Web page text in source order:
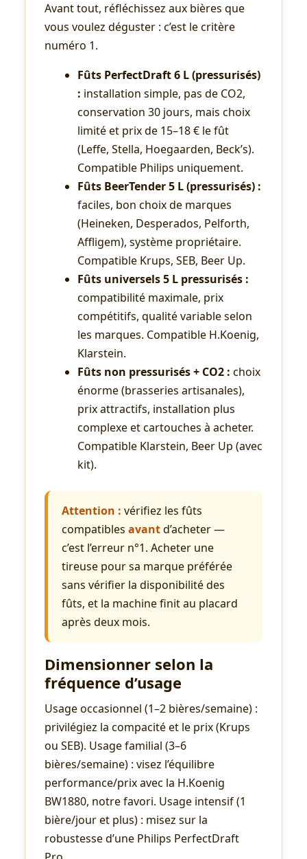
Avant tout, réfléchissez aux bières que
vous voulez déguster : c’est le critère
numéro 1.
Fûts PerfectDraft 6 L (pressurisés)
: installation simple, pas de CO2,
conservation 30 jours, mais choix
limité et prix de 15–18 € le fût
(Leffe, Stella, Hoegaarden, Beck’s).
Compatible Philips uniquement.
Fûts BeerTender 5 L (pressurisés) :
faciles, bon choix de marques
(Heineken, Desperados, Pelforth,
Affligem), système propriétaire.
Compatible Krups, SEB, Beer Up.
Fûts universels 5 L pressurisés :
compatibilité maximale, prix
compétitifs, qualité variable selon
les marques. Compatible H.Koenig,
Klarstein.
Fûts non pressurisés + CO2 : choix
énorme (brasseries artisanales),
prix attractifs, installation plus
complexe et cartouches à acheter.
Compatible Klarstein, Beer Up (avec
kit).
Attention : vérifiez les fûts
compatibles avantd’acheter —
c’est l’erreur n°1. Acheter une
tireuse pour sa marque préférée
sans vérifier la disponibilité des
fûts, et la machine finit au placard
après deux mois.
Dimensionner selon la
fréquence d’usage
Usage occasionnel (1–2 bières/semaine) :
privilégiez la compacité et le prix (Krups
ou SEB). Usage familial (3–6
bières/semaine) : visez l’équilibre
performance/prix avec la H.Koenig
BW1880, notre favori. Usage intensif (1
bière/jour et plus) : misez sur la
robustesse d’une Philips PerfectDraft